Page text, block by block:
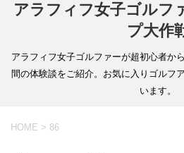
アラフィフ女子ゴルフ
プ大作
アラフィフ女子ゴルファーが超初心者か
間の体験談をご紹介。お気に入りゴルフ
います。
HOME > 86